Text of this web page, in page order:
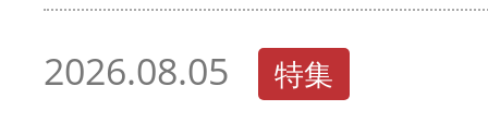
2026.08.05 特集